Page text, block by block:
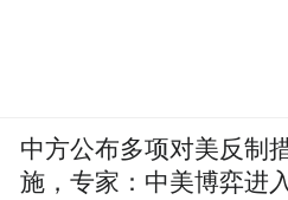
中方公布多项对美反制
施，专家：中美博弈进